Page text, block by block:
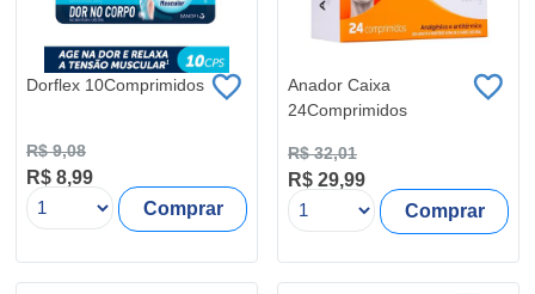
Dorflex 10Comprimidos
R$ 9,08
R$ 8,99
Comprar
Anador Caixa
24Comprimidos
R$ 32,01
R$ 29,99
Comprar